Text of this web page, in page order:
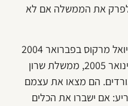
לפרק את הממשלה אם לא
במשך 11 חודשים, מההדלפה ליואל מרקוס בפברואר 2004
ועד כניסת העבודה לממשלה בינואר 2005, ממשלת שרון
הם מצאו את עצמם
אם ישברו את הכלים